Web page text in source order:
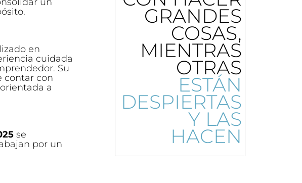
en
cuidada
Su
contar con
a
se
por un
GRANDES
COSAS,
MIENTRAS
OTRAS
ESTÁN
DESPIERTAS
Y LAS
HACEN